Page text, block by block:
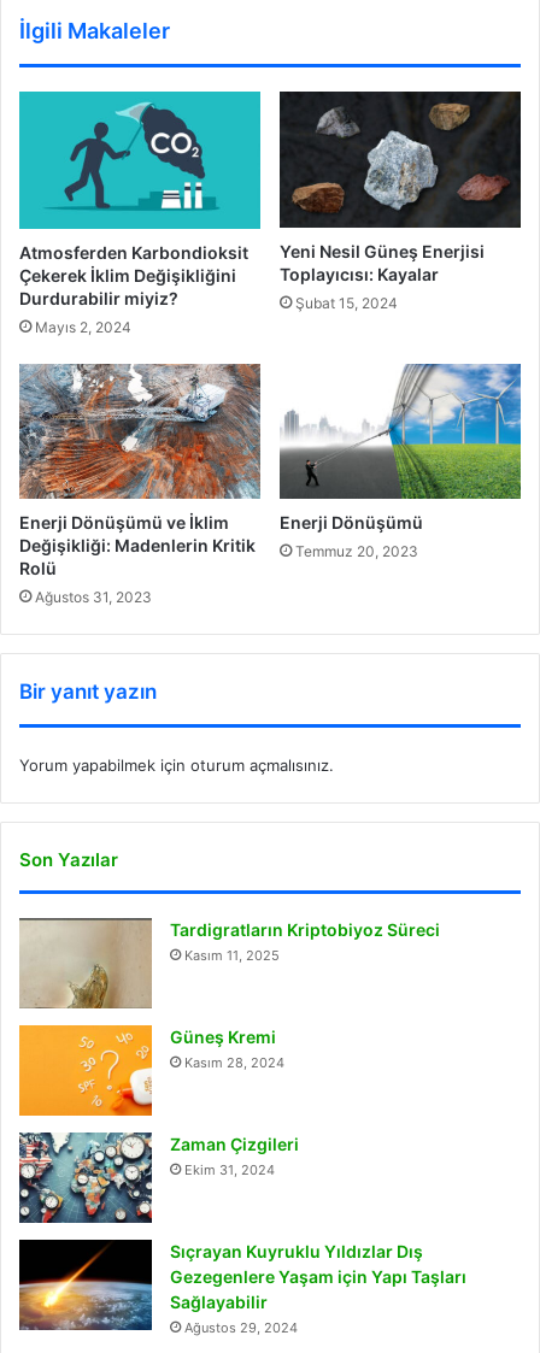
İlgili Makaleler
Atmosferden Karbondioksit
Çekerek İklim Değişikliğini
Durdurabilir miyiz?
Mayıs 2, 2024
Yeni Nesil Güneş Enerjisi
Toplayıcısı: Kayalar
Şubat 15, 2024
Enerji Dönüşümü ve İklim
Değişikliği: Madenlerin Kritik
Rolü
Ağustos 31, 2023
Enerji Dönüşümü
Temmuz 20, 2023
Bir yanıt yazın
Yorum yapabilmek için oturum açmalısınız.
Son Yazılar
Tardigratların Kriptobiyoz Süreci
Kasım 11, 2025
Güneş Kremi
Kasım 28, 2024
Zaman Çizgileri
Ekim 31, 2024
Sıçrayan Kuyruklu Yıldızlar Dış
Gezegenlere Yaşam için Yapı Taşları
Sağlayabilir
Ağustos 29, 2024